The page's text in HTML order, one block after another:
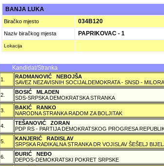
BANJA LUKA
Biračko mjesto 034B120
Naziv biračkog mjesta PAPRIKOVAC - 1
Lokacija
Kandidat/Stranka
1.
RADMANOVIĆ NEBOJŠA
SAVEZ NEZAVISNIH SOCIJALDEMOKRATA - SNSD -
2.
BOSIĆ MLADEN
SDS-SRPSKA DEMOKRATSKA STRANKA
3.
BAKIĆ RANKO
NARODNA STRANKA RADOM ZA BOLJITAK
4.
TEŠANOVIĆ ZORAN
PDP RS - PARTIJA DEMOKRATSKOG PROGRESA
5.
KANJERIĆ RADISLAV
SRPSKA RADIKALNA STRANKA DR VOJISLAV ŠEŠELJ
6.
ÐURIĆ NEÐO
DEPOS-DEMOKRATSKI POKRET SRPSKE